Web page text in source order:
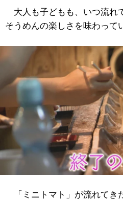
大人も子どもも、いつ流れ
そうめんの楽しさを味わって
「ミニトマト」が流れてき